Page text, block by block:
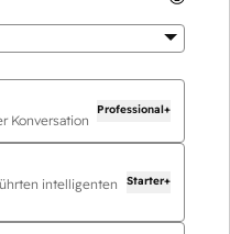
Konversation
Professional+
intelligenten
Starter+